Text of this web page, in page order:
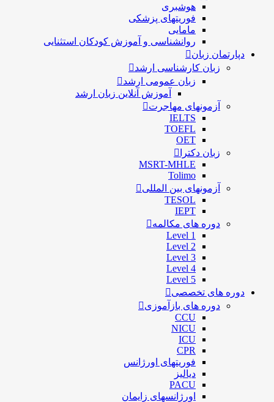
هوشبری
فوریتهای پزشکی
مامایی
روانشناسی و آموزش کودکان استثنایی
دپارتمان زبان
زبان کارشناسی ارشد
زبان عمومی ارشد
آموزش آنلاین زبان ارشد
آزمونهای مهاجرت
IELTS
TOEFL
OET
زبان دکترا
MSRT-MHLE
Tolimo
آزمونهای بین المللی
TESOL
IEPT
دوره های مکالمه
Level 1
Level 2
Level 3
Level 4
Level 5
دوره های تخصصی
دوره های بازآموزی
CCU
NICU
CPR
فوریتهای اورژانس
دیالیز
PACU
اورژانسهای زایمان